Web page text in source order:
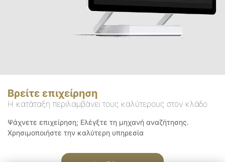
Βρείτε επιχείρηση
Η κατάταξη περιλαμβάνει τους καλύτερους στον κλάδο
Ψάχνετε επιχείρηση; Ελέγξτε τη μηχανή αναζήτησης.
Χρησιμοποιήστε την καλύτερη υπηρεσία